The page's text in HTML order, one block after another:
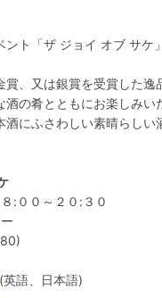
ント「ザ ジョイ オブ サ
、又は銀賞を受賞した
の肴とともにお楽しみい
にふさわしい素晴らし
:００～２０:３０
(英語、日本語)